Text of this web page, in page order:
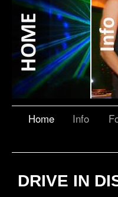
Home Info
DRIVE IN